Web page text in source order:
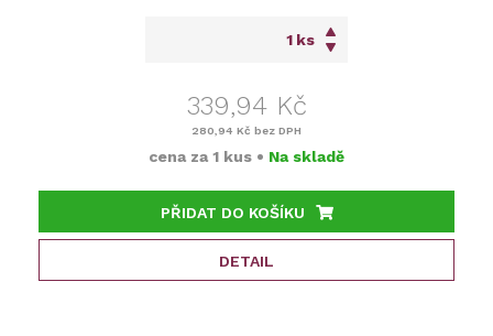
ks
339,94 Kč
280,94 Kč bez DPH
cena za 1 kus • Na skladě
PŘIDAT DO KOŠÍKU
DETAIL